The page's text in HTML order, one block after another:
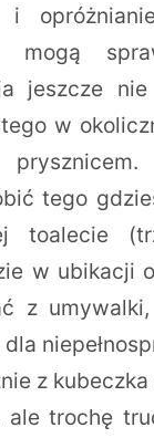
i
mogą
jeszcze nie
w
tego
toalecie
w ubikacji
z
z
ale trochę